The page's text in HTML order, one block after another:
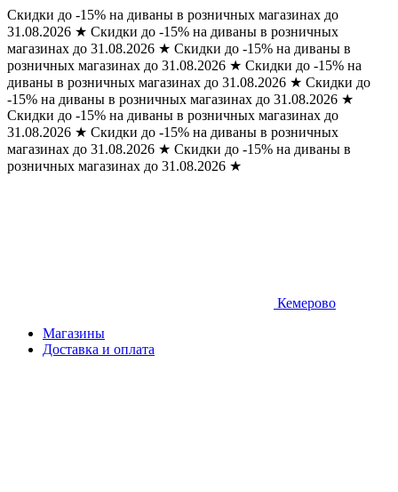
Скидки до -15% на диваны в розничных магазинах до
31.08.2026 ★ Скидки до -15% на диваны в розничных
магазинах до 31.08.2026 ★ Скидки до -15% на диваны в
розничных магазинах до 31.08.2026 ★ Скидки до -15% на
диваны в розничных магазинах до 31.08.2026 ★ Скидки до
-15% на диваны в розничных магазинах до 31.08.2026 ★
Скидки до -15% на диваны в розничных магазинах до
31.08.2026 ★ Скидки до -15% на диваны в розничных
магазинах до 31.08.2026 ★ Скидки до -15% на диваны в
розничных магазинах до 31.08.2026 ★
Кемерово
Магазины
Доставка и оплата